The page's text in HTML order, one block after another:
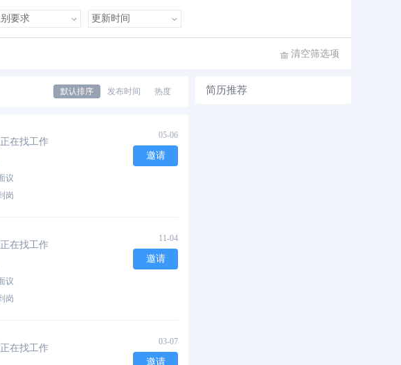
清空筛选项
默认排序 发布时间 热度
在找工作
议
岗
05-06
邀请
在找工作
议
岗
11-04
邀请
在找工作
03-07
邀请
简历推荐